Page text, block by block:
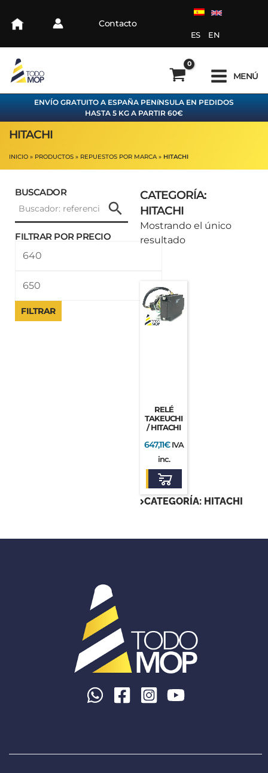
Contacto
ES EN
MENÚ
ENVÍO GRATUITO A ESPAÑA PENíNSULA EN PEDIDOS
HASTA 5 KG A PARTIR 60€
HITACHI
INICIO PRODUCTOS REPUESTOS POR MARCA HITACHI
BUSCADOR
FILTRAR POR PRECIO
mínimo
máximo
FILTRAR
CATEGORÍA:
HITACHI
Mostrando el único
resultado
RELÉ
TAKEUCHI
/ HITACHI
647,11€ IVA
inc.
CATEGORÍA: HITACHI